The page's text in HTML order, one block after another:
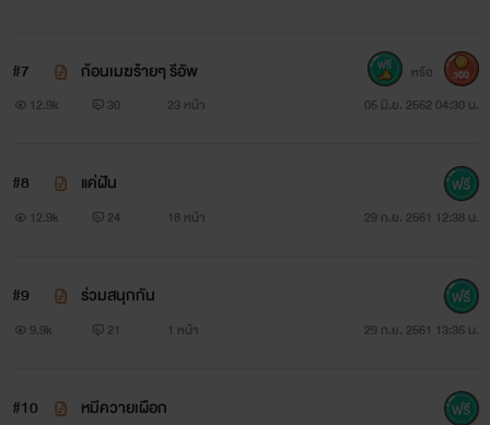
#7 ก้อนเมฆร้ายๆ รีอัพ
12.9k 30 23 หน้า 05 มิ.ย. 2562 04:30 น.
หรือ 300
#8 แค่ฝัน
12.9k 24 18 หน้า 29 ก.ย. 2561 12:38 น.
#9 ร่วมสนุกกัน
9.9k 21 1 หน้า 29 ก.ย. 2561 13:36 น.
#10 หมีควายเผือก